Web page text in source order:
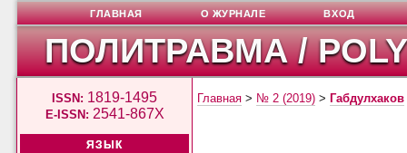
ПОЛИТРАВМА /
ISSN: 1819-1495
E-ISSN: 2541-867X
ЯЗЫК
ГЛАВНАЯ О ЖУРНАЛЕ ВХОД
Главная > № 2 (2019) > Габдулхаков